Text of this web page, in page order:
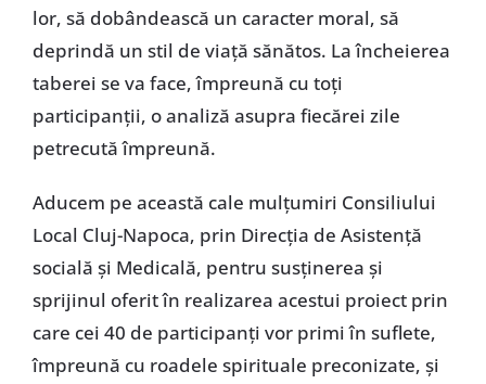
lor, să dobândească un caracter moral, să
deprindă un stil de viață sănătos. La încheierea
taberei se va face, împreună cu toți
participanții, o analiză asupra fiecărei zile
petrecută împreună.
Aducem pe această cale mulțumiri Consiliului
Local Cluj-Napoca, prin Direcția de Asistență
socială și Medicală, pentru susținerea și
sprijinul oferit în realizarea acestui proiect prin
care cei 40 de participanți vor primi în suflete,
împreună cu roadele spirituale preconizate, și